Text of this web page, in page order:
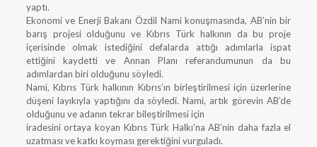
yaptı.
Ekonomi ve Enerji Bakanı Özdil Nami konuşmasında, AB’nin bir
barış projesi olduğunu ve Kıbrıs Türk halkının da bu proje
içerisinde olmak istediğini defalarda attığı adımlarla ispat
ettiğini kaydetti ve Annan Planı referandumunun da bu
adımlardan biri olduğunu söyledi.
Nami, Kıbrıs Türk halkının Kıbrıs’ın birleştirilmesi için üzerlerine
düşeni layıkıyla yaptığını da söyledi. Nami, artık görevin AB’de
olduğunu ve adanın tekrar bileştirilmesi için
iradesini ortaya koyan Kıbrıs Türk Halkı’na AB’nin daha fazla el
uzatması ve katkı koyması gerektiğini vurguladı.